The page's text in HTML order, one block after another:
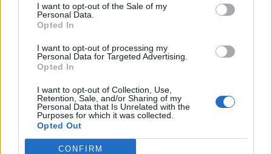
I want to opt-out of the Sale of my
Personal Data.
Opted In
I want to opt-out of processing my
Personal Data for Targeted Advertising.
Opted In
I want to opt-out of Collection, Use,
Retention, Sale, and/or Sharing of my
Personal Data that Is Unrelated with the
Purposes for which it was collected.
Opted Out
CONFIRM
Giornata Entrato Bonus/Malus
LAZ 6-1 SPE
SPE 0-1 UDI
VEN 1-2 SPE
2-3 JUV